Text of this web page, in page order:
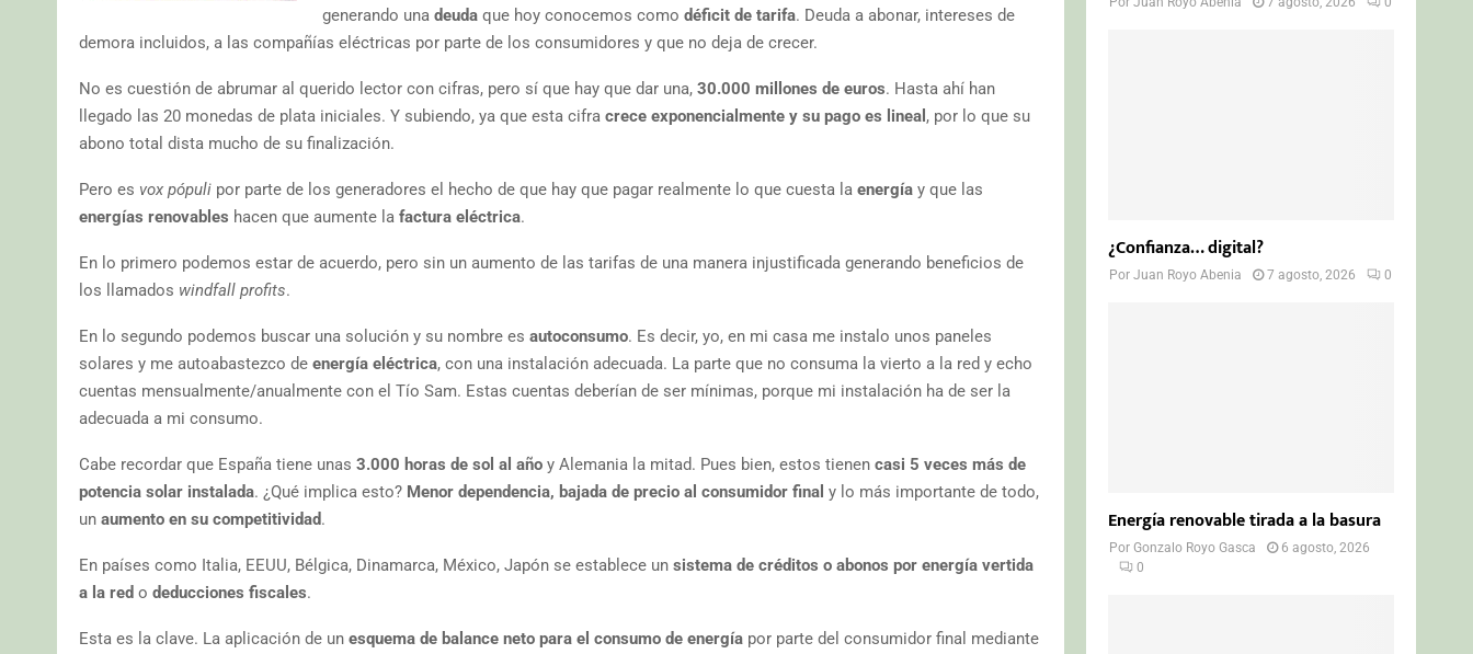
generando una deudaque hoy conocemos como déficit de tarifa. Deuda a abonar, intereses de
demora incluidos, a las compañías eléctricas por parte de los consumidores y que no deja de crecer.
No es cuestión de abrumar al querido lector con cifras, pero sí que hay que dar una, 30.000 millones de euros. Hasta ahí han
llegado las 20 monedas de plata iniciales. Y subiendo, ya que esta cifra crece exponencialmente y su pago es lineal , por lo que su
abono total dista mucho de su finalización.
Pero es vox pópuli por parte de los generadores el hecho de que hay que pagar realmente lo que cuesta la energía y que las
energías renovables hacen que aumente la factura eléctrica.
En lo primero podemos estar de acuerdo, pero sin un aumento de las tarifas de una manera injustificada generando beneficios de
los llamados windfall profits.
En lo segundo podemos buscar una solución y su nombre es autoconsumo. Es decir, yo, en mi casa me instalo unos paneles
solares y me autoabastezco de energía eléctrica, con una instalación adecuada. La parte que no consuma la vierto a la red y echo
cuentas mensualmente/anualmente con el Tío Sam. Estas cuentas deberían de ser mínimas, porque mi instalación ha de ser la
adecuada a mi consumo.
Cabe recordar que España tiene unas 3.000 horas de sol al año y Alemania la mitad. Pues bien, estos tienen casi 5 veces más de
potencia solar instalada. ¿Qué implica esto? Menor dependencia, bajada de precio al consumidor final y lo más importante de todo,
un aumento en su competitividad.
En países como Italia, EEUU, Bélgica, Dinamarca, México, Japón se establece un sistema de créditos o abonos por energía vertida
a la red o deducciones fiscales.
Esta es la clave. La aplicación de un esquema de balance neto para el consumo de energía por parte del consumidor final mediante
¿Confianza… digital?
PorJuan Royo Abenia 7 agosto, 2026 0
Energía renovable tirada a la basura
PorGonzalo Royo Gasca
6 agosto, 2026
0